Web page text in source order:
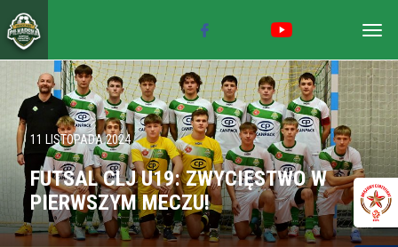
11 LISTOPADA 2024
FUTSAL CLJ U19: ZWYCIĘSTWO W
PIERWSZYM MECZU!